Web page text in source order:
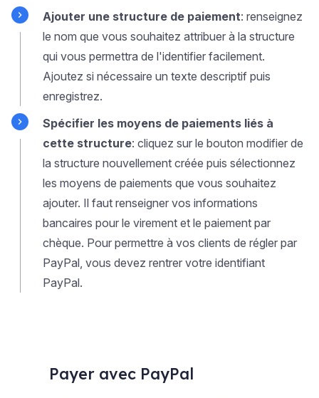
Ajouter une structure de paiement: renseignez
le nom que vous souhaitez attribuer à la structure
qui vous permettra de l'identifier facilement.
Ajoutez si nécessaire un texte descriptif puis
enregistrez.
Spécifier les moyens de paiements liés à
cette structure: cliquez sur le bouton modifier de
la structure nouvellement créée puis sélectionnez
les moyens de paiements que vous souhaitez
ajouter. Il faut renseigner vos informations
bancaires pour le virement et le paiement par
chèque. Pour permettre à vos clients de régler par
PayPal, vous devez rentrer votre identifiant
PayPal.
Payer avec PayPal